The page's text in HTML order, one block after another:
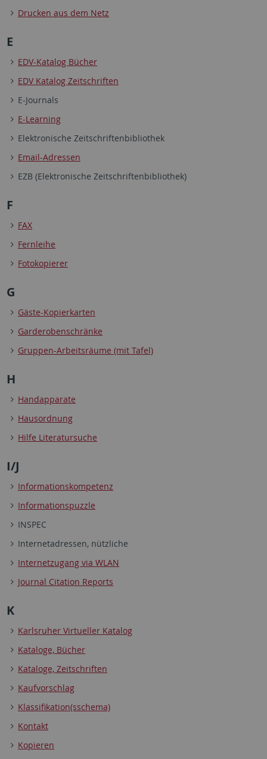
Drucken aus dem Netz
E
EDV-Katalog Bücher
EDV Katalog Zeitschriften
E-Journals
E-Learning
Elektronische Zeitschriftenbibliothek
Email-Adressen
EZB (Elektronische Zeitschriftenbibliothek)
F
FAX
Fernleihe
Fotokopierer
G
Gäste-Kopierkarten
Garderobenschränke
Gruppen-Arbeitsräume (mit Tafel)
H
Handapparate
Hausordnung
Hilfe Literatursuche
I/J
Informationskompetenz
Informationspuzzle
INSPEC
Internetadressen, nützliche
Internetzugang via WLAN
Journal Citation Reports
K
Karlsruher Virtueller Katalog
Kataloge, Bücher
Kataloge, Zeitschriften
Kaufvorschlag
Klassifikation(sschema)
Kontakt
Kopieren